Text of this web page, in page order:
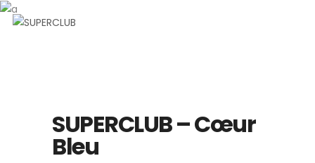
SUPERCLUB – Cœur
Bleu